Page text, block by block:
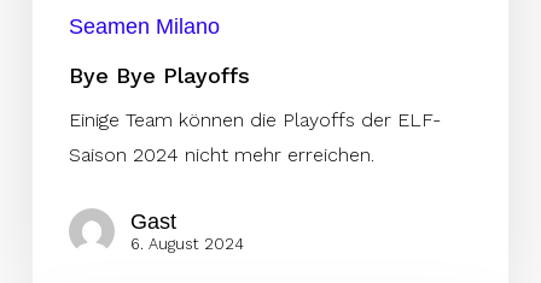
Seamen Milano
Bye Bye Playoffs
Einige Team können die Playoffs der ELF-
Saison 2024 nicht mehr erreichen.
Gast
6. August 2024